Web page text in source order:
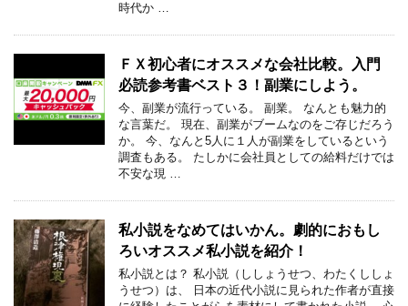
時代か …
ＦＸ初心者にオススメな会社比較。入門
必読参考書ベスト３！副業にしよう。
今、副業が流行っている。 副業。 なんとも魅力的
な言葉だ。 現在、副業がブームなのをご存じだろう
か。 今、なんと5人に１人が副業をしているという
調査もある。 たしかに会社員としての給料だけでは
不安な現 …
私小説をなめてはいかん。劇的におもし
ろいオススメ私小説を紹介！
私小説とは？ 私小説（ししょうせつ、わたくししょ
うせつ）は、 日本の近代小説に見られた作者が直接